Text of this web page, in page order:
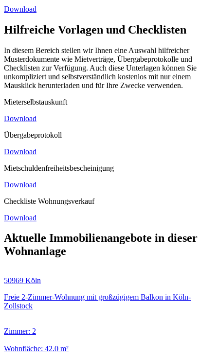
Download
Hilfreiche Vorlagen und Checklisten
In diesem Bereich stellen wir Ihnen eine Auswahl hilfreicher
Musterdokumente wie Mietverträge, Übergabeprotokolle und
Checklisten zur Verfügung. Auch diese Unterlagen können Sie
unkompliziert und selbstverständlich kostenlos mit nur einem
Mausklick herunterladen und für Ihre Zwecke verwenden.
Mieterselbstauskunft
Download
Übergabeprotokoll
Download
Mietschuldenfreiheitsbescheinigung
Download
Checkliste Wohnungsverkauf
Download
Aktuelle Immobilienangebote in dieser
Wohnanlage
50969 Köln
Freie 2-Zimmer-Wohnung mit großzügigem Balkon in Köln-
Zollstock
Zimmer: 2
Wohnfläche: 42.0 m²